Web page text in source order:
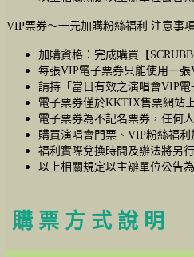
VIP票券～一元加購粉絲福利 注意事項
加購資格：完成購買【
每張VIP電子票券只能使用一張
請持「當日有效之演唱會VIP
電子票券僅於KKTIX售票網站
電子票券為不記名票券，任何
購買演唱會門票、VIP粉絲福
福利實際兌換時間及辦法將另
以上相關規定以主辦單位公告
購 票 方 式 說 明